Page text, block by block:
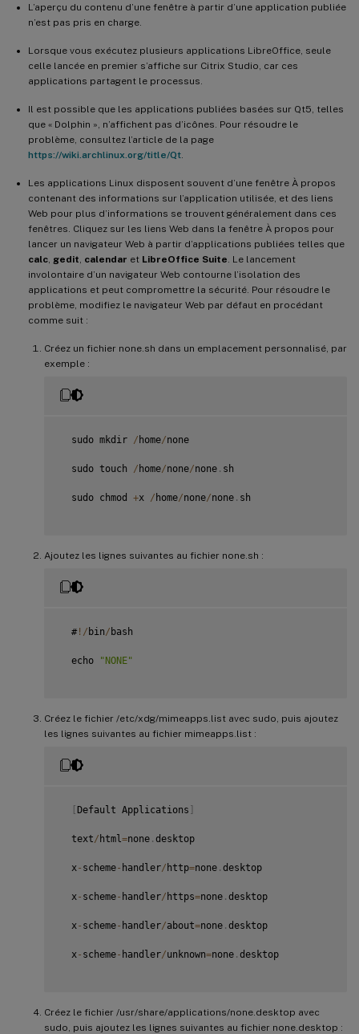
L’aperçu du contenu d’une fenêtre à partir d’une application publiée
n’est pas pris en charge.
Lorsque vous exécutez plusieurs applications LibreOffice, seule
celle lancée en premier s’affiche sur Citrix Studio, car ces
applications partagent le processus.
Il est possible que les applications publiées basées sur Qt5, telles
que « Dolphin », n’affichent pas d’icônes. Pour résoudre le
problème, consultez l’article de la page
https://wiki.archlinux.org/title/Qt
Les applications Linux disposent souvent d’une fenêtre À propos
contenant des informations sur l’application utilisée, et des liens
Web pour plus d’informations se trouvent généralement dans ces
fenêtres. Cliquez sur les liens Web dans la fenêtre À propos pour
lancer un navigateur Web à partir d’applications publiées telles que
calc gedit calendar et LibreOffice Suite . Le lancement
involontaire d’un navigateur Web contourne l’isolation des
applications et peut compromettre la sécurité. Pour résoudre le
problème, modifiez le navigateur Web par défaut en procédant
comme suit :
Créez un fichier none.sh dans un emplacement personnalisé, par
exemple :
  sudo mkdir
/ home/none
  sudo touch
/ home/none/none . sh
  sudo chmod
+x / home/none/none . sh
Ajoutez les lignes suivantes au fichier none.sh :
  #
! / bin/ bash
  echo
"NONE"
Créez le fichier /etc/xdg/mimeapps.list avec sudo, puis ajoutez
les lignes suivantes au fichier mimeapps.list :
[Default Applications ]
  text
/ html =none . desktop
  x
- scheme- handler/ http=none . desktop
  x
- scheme- handler/ https=none . desktop
  x
- scheme- handler/about=none . desktop
  x
- scheme- handler/unknown=none . desktop
Créez le fichier /usr/share/applications/none.desktop avec
sudo, puis ajoutez les lignes suivantes au fichier none.desktop :